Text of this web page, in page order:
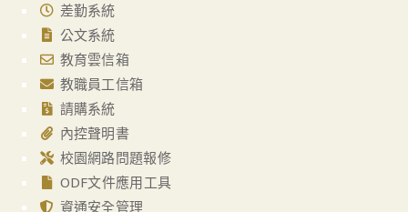
差勤系統
公文系統
教育雲信箱
教職員工信箱
請購系統
內控聲明書
校園網路問題報修
ODF文件應用工具
資通安全管理